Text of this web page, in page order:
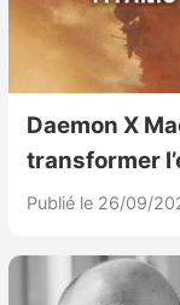
Daemon X
transformer
Publié le 26/09/